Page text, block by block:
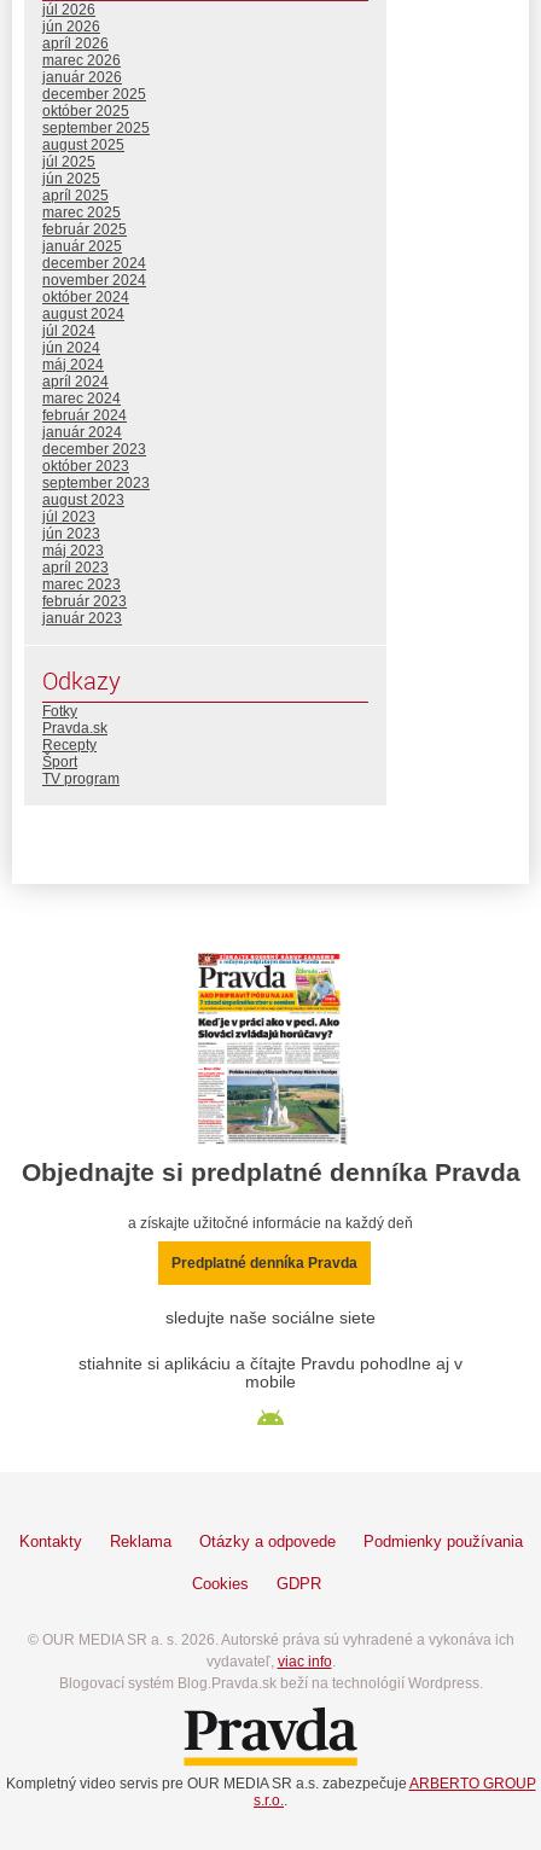
júl 2026
jún 2026
apríl 2026
marec 2026
január 2026
december 2025
október 2025
september 2025
august 2025
júl 2025
jún 2025
apríl 2025
marec 2025
február 2025
január 2025
december 2024
november 2024
október 2024
august 2024
júl 2024
jún 2024
máj 2024
apríl 2024
marec 2024
február 2024
január 2024
december 2023
október 2023
september 2023
august 2023
júl 2023
jún 2023
máj 2023
apríl 2023
marec 2023
február 2023
január 2023
Odkazy
Fotky
Pravda.sk
Recepty
Šport
TV program
Objednajte si predplatné denníka Pravda
a získajte užitočné informácie na každý deň
Predplatné denníka Pravda
sledujte naše sociálne siete
stiahnite si aplikáciu a čítajte Pravdu pohodlne aj v
mobile
Kontakty Reklama Otázky a odpovede Podmienky používania
Cookies GDPR
© OUR MEDIA SR a. s. 2026. Autorské práva sú vyhradené a vykonáva ich
vydavateľ, viac info.
Blogovací systém Blog.Pravda.sk beží na technológií Wordpress.
Kompletný video servis pre OUR MEDIA SR a.s. zabezpečuje ARBERTO GROUP
s.r.o.